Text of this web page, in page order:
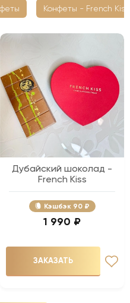
Конфеты - French Kiss
Дубайский шоколад -
French Kiss
Кэшбэк 90 ₽
1 990 ₽
ЗАКАЗАТЬ